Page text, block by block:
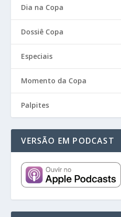
Dia na Copa
Dossiê Copa
Especiais
Momento da Copa
Palpites
VERSÃO EM PODCAST